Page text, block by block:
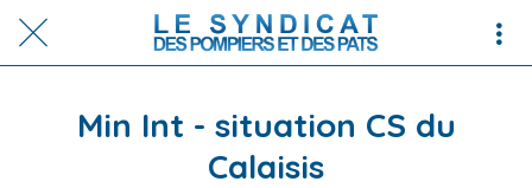
Min Int - situation CS du
Calaisis